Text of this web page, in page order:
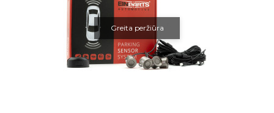
Greita peržiūra